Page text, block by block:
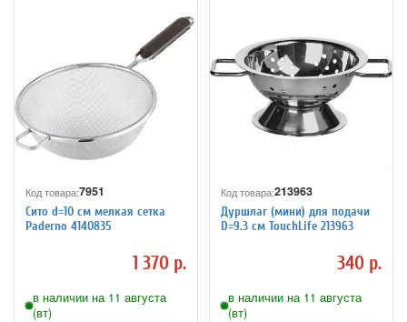
Код товара:7951
Сито d=10 см мелкая сетка
Paderno 4140835
1 370 р.
в наличии на 11 августа
(вт)
Код товара:213963
Дуршлаг (мини) для подачи
D=9.3 см TouchLife 213963
340 р.
в наличии на 11 августа
(вт)